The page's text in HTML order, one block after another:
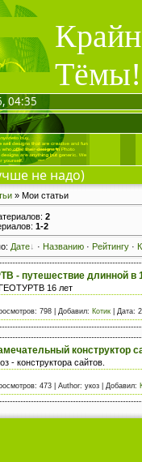
04:35
не надо)
» Мои статьи
: 2
: 1-2
: Дате · Названию · Рейтингу ·
- путешествие длинной в
16 лет
798 Добавил: Котик Дата:
конструктор
- конструктора сайтов.
473 Author: укоз Добавил: